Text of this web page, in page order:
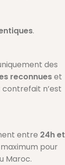
.
des
reconnueset
contrefait n’est
entre 24h et
pour
Maroc.